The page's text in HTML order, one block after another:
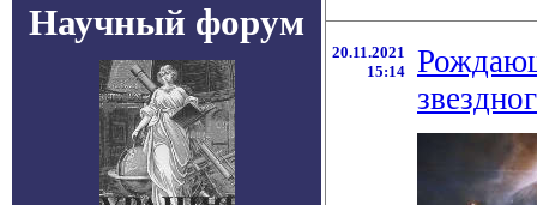
Научный форум
20.11.2021
15:14